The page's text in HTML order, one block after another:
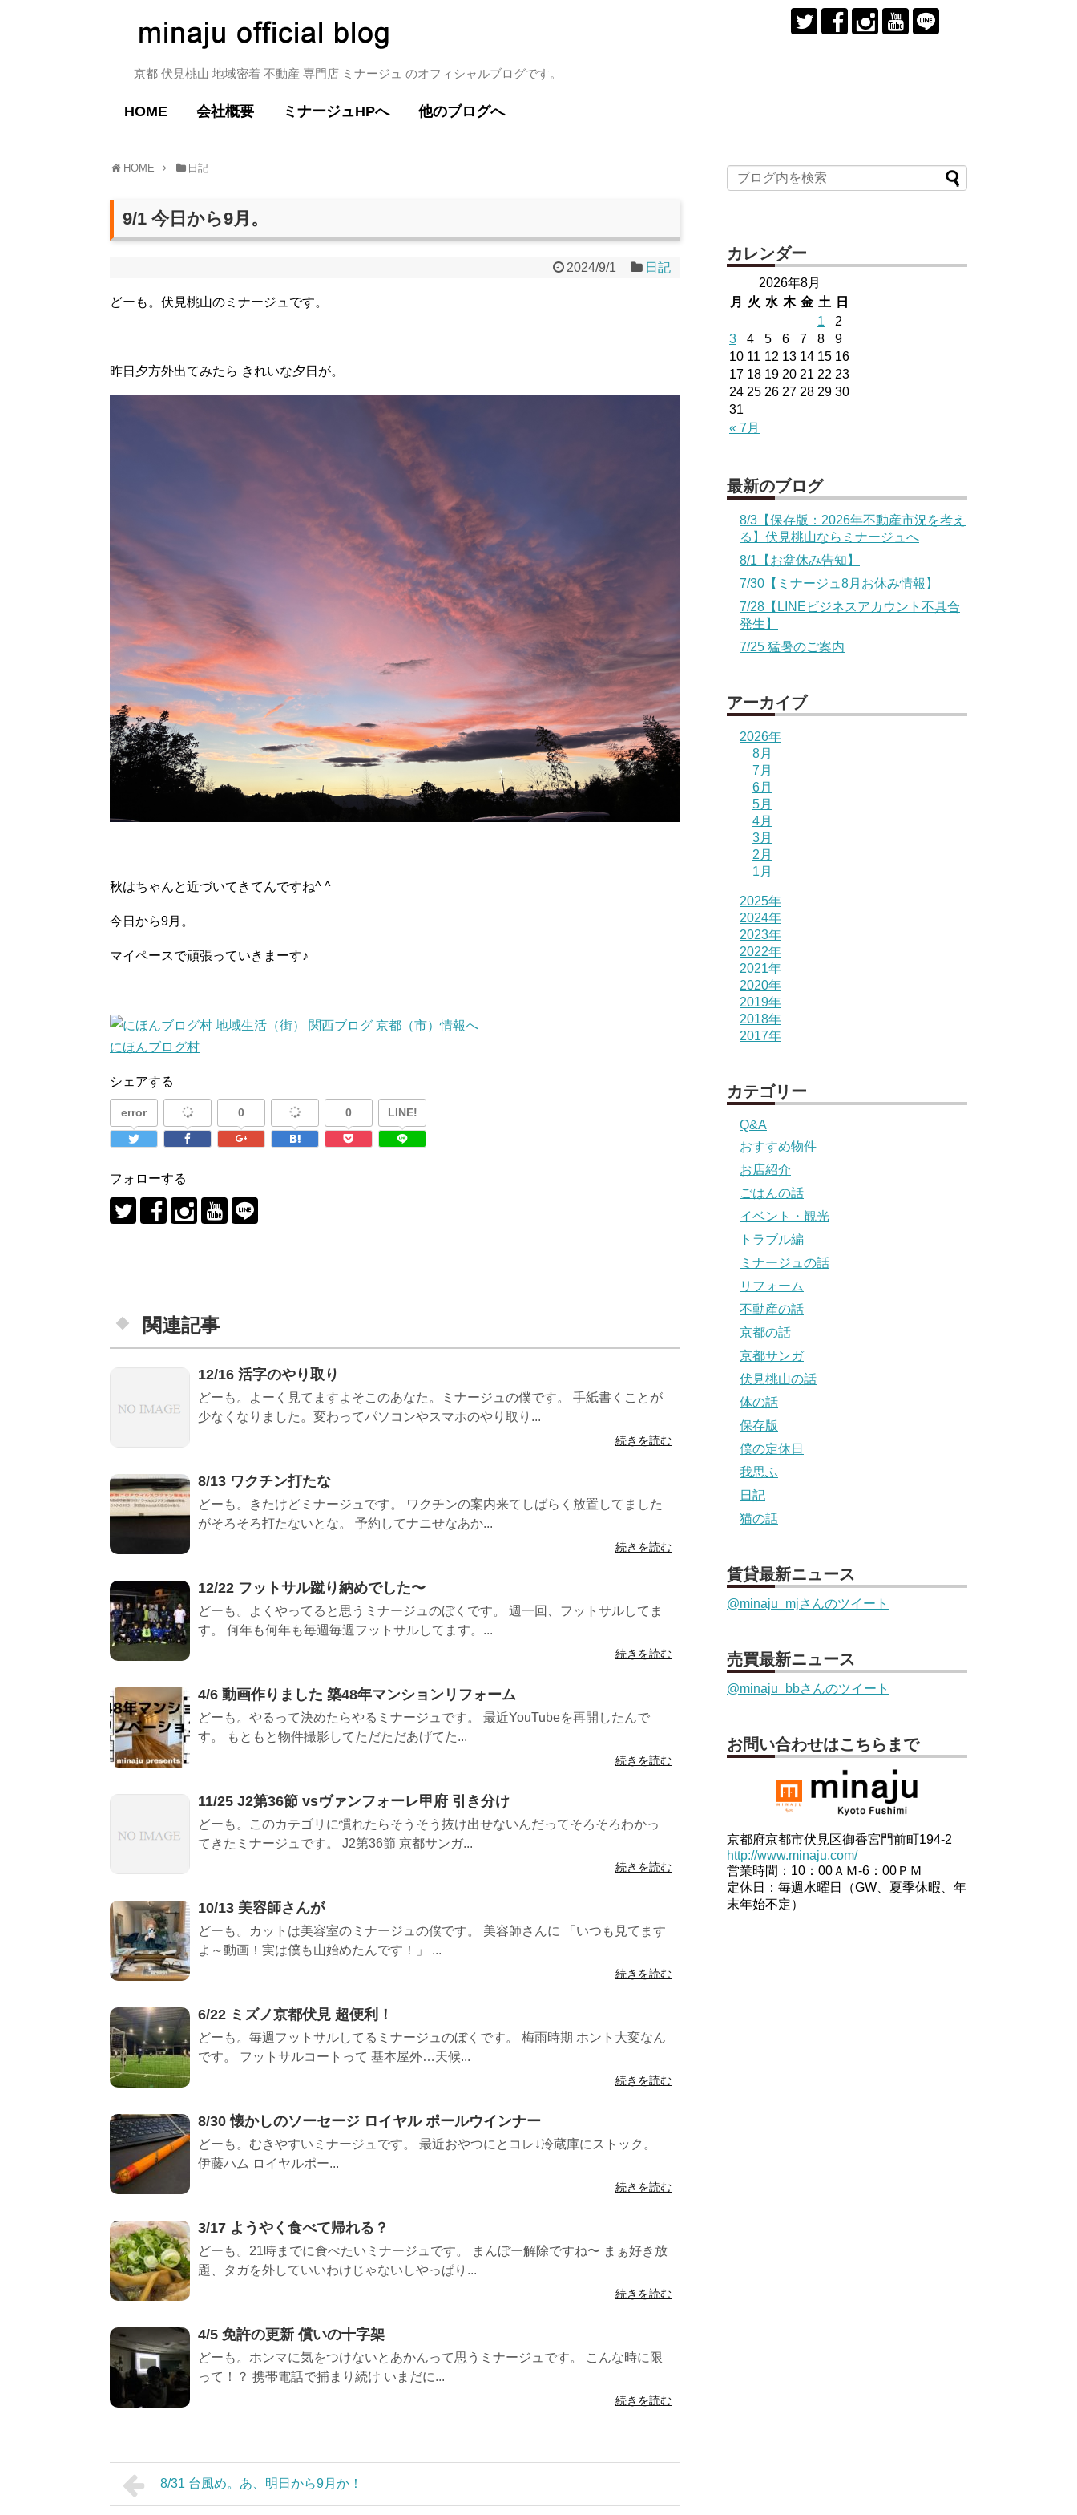
京都 伏見桃山 地域密着 不動産 専門店 ミナージュ のオフィシャルブログです。
HOME 会社概要 ミナージュHPへ 他のブログへ
HOME 日記
9/1 今日から9月。
2024/9/1 日記
どーも。伏見桃山のミナージュです。
昨日夕方外出てみたら きれいな夕日が。
秋はちゃんと近づいてきてんですね^ ^
今日から9月。
マイペースで頑張っていきまーす♪
にほんブログ村
シェアする
error 0 0 LINE!
フォローする
関連記事
12/16 活字のやり取り
どーも。よーく見てますよそこのあなた。ミナージュの僕です。 手紙書くことが
少なくなりました。変わってパソコンやスマホのやり取り...
続きを読む
8/13 ワクチン打たな
どーも。きたけどミナージュです。 ワクチンの案内来てしばらく放置してました
がそろそろ打たないとな。 予約してナニせなあか...
続きを読む
12/22 フットサル蹴り納めでした〜
どーも。よくやってると思うミナージュのぼくです。 週一回、フットサルしてま
す。 何年も何年も毎週毎週フットサルしてます。...
続きを読む
4/6 動画作りました 築48年マンションリフォーム
どーも。やるって決めたらやるミナージュです。 最近YouTubeを再開したんで
す。 もともと物件撮影してただただあげてた...
続きを読む
11/25 J2第36節 vsヴァンフォーレ甲府 引き分け
どーも。このカテゴリに慣れたらそうそう抜け出せないんだってそろそろわかっ
てきたミナージュです。 J2第36節 京都サンガ...
続きを読む
10/13 美容師さんが
どーも。カットは美容室のミナージュの僕です。 美容師さんに 「いつも見てます
よ～動画！実は僕も山始めたんです！」 ...
続きを読む
6/22 ミズノ京都伏見 超便利！
どーも。毎週フットサルしてるミナージュのぼくです。 梅雨時期 ホント大変なん
です。 フットサルコートって 基本屋外…天候...
続きを読む
8/30 懐かしのソーセージ ロイヤル ポールウインナー
どーも。むきやすいミナージュです。 最近おやつにとコレ↓冷蔵庫にストック。
伊藤ハム ロイヤルポー...
続きを読む
3/17 ようやく食べて帰れる？
どーも。21時までに食べたいミナージュです。 まんぼー解除ですね〜 まぁ好き放
題、タガを外していいわけじゃないしやっぱり...
続きを読む
4/5 免許の更新 償いの十字架
どーも。ホンマに気をつけないとあかんって思うミナージュです。 こんな時に限
って！？ 携帯電話で捕まり続け いまだに...
続きを読む
8/31 台風め。あ、明日から9月か！
カレンダー
2026年8月
月
火 水 木 金 土 日
« 7月
1
2
3
4 5 6 7 8
9
10 11 12 13 14 15 16
17 18 19 20 21 22 23
24 25 26 27 28 29 30
31
最新のブログ
8/3【保存版：2026年不動産市況を考え
る】伏見桃山ならミナージュへ
8/1【お盆休み告知】
7/30【ミナージュ8月お休み情報】
7/28【LINEビジネスアカウント不具合
発生】
7/25 猛暑のご案内
アーカイブ
2026年
8月
7月
6月
5月
4月
3月
2月
1月
2025年
2024年
2023年
2022年
2021年
2020年
2019年
2018年
2017年
カテゴリー
Q&A
おすすめ物件
お店紹介
ごはんの話
イベント・観光
トラブル編
ミナージュの話
リフォーム
不動産の話
京都の話
京都サンガ
伏見桃山の話
体の話
保存版
僕の定休日
我思ふ
日記
猫の話
賃貸最新ニュース
@minaju_mjさんのツイート
売買最新ニュース
@minaju_bbさんのツイート
お問い合わせはこちらまで
京都府京都市伏見区御香宮門前町194-2
http://www.minaju.com/
営業時間：10：00ＡＭ-6：00ＰＭ
定休日：毎週水曜日（GW、夏季休暇、年
末年始不定）